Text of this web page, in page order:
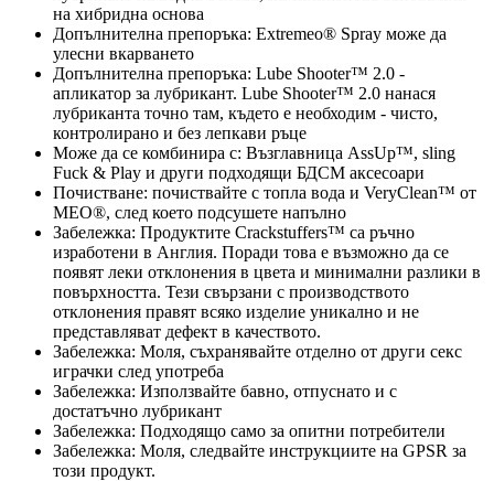
на хибридна основа
Допълнителна препоръка: Extremeo® Spray може да
улесни вкарването
Допълнителна препоръка: Lube Shooter™ 2.0 -
апликатор за лубрикант. Lube Shooter™ 2.0 нанася
лубриканта точно там, където е необходим - чисто,
контролирано и без лепкави ръце
Може да се комбинира с: Възглавница AssUp™, sling
Fuck & Play и други подходящи БДСМ аксесоари
Почистване: почиствайте с топла вода и VeryClean™ от
MEO®, след което подсушете напълно
Забележка: Продуктите Crackstuffers™ са ръчно
изработени в Англия. Поради това е възможно да се
появят леки отклонения в цвета и минимални разлики в
повърхността. Тези свързани с производството
отклонения правят всяко изделие уникално и не
представляват дефект в качеството.
Забележка: Моля, съхранявайте отделно от други секс
играчки след употреба
Забележка: Използвайте бавно, отпуснато и с
достатъчно лубрикант
Забележка: Подходящо само за опитни потребители
Забележка: Моля, следвайте инструкциите на GPSR за
този продукт.